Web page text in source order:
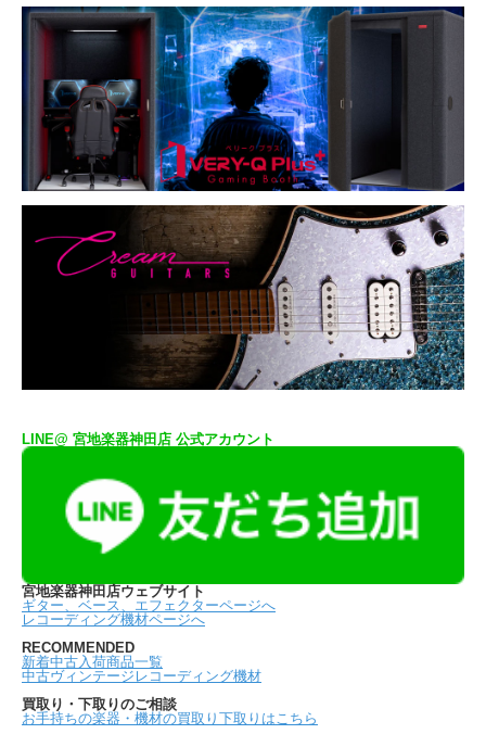
LINE@ 宮地楽器神田店 公式アカウント
宮地楽器神田店ウェブサイト
ギター、ベース、エフェクターページへ
レコーディング機材ページへ
RECOMMENDED
新着中古入荷商品一覧
中古ヴィンテージレコーディング機材
買取り・下取りのご相談
お手持ちの楽器・機材の買取り下取りはこちら